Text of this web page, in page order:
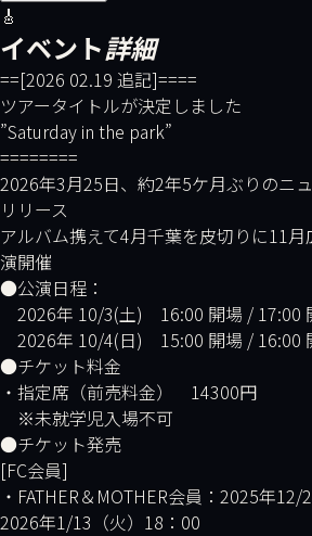
🎸
イベント詳細
==[2026 02.19 追記]====
ツアータイトルが決定しました
”Saturday in the park”
========
2026年3月25日、約2年5ケ月ぶりのニ
リリース
アルバム携えて4月千葉を皮切りに11
演開催
●公演日程：
2026年 10/3(土) 16:00 開場 / 17:00
2026年 10/4(日) 15:00 開場 / 16:00
●チケット料金
・指定席（前売料金） 14300円
※未就学児入場不可
●チケット発売
[FC会員]
・FATHER＆MOTHER会員：2025年
2026年1/13（火）18：00